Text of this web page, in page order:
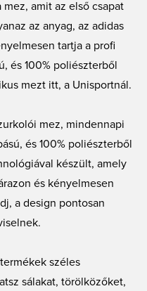
amit az első csapat
az anyag, az adidas
tartja a profi
és 100% poliészterből
mezt itt, a Unisportnál.
mez, mindennapi
és 100% poliészterből
készült, amely
és kényelmesen
a design pontosan
széles
sálakat, törölközőket,